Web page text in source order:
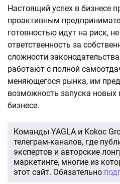
Настоящий успех в бизнесе
проактивным
готовностью идут на риск,
ответственность за
сложности
работают с полной
меняющегося рынка, им
возможность запуска новых
бизнесе.
Команды YAGLA и Kokoc
телеграм-каналов, где
экспертов и авторские
маркетинге, многие из
этот сайт. Обязательно